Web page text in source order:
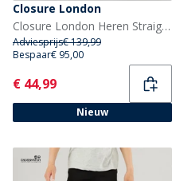
Closure London
Closure London Heren Straight jeans Meerkleurig
Adviesprijs€ 139,99
Bespaar€ 95,00
Current
€ 44,99
Nieuw